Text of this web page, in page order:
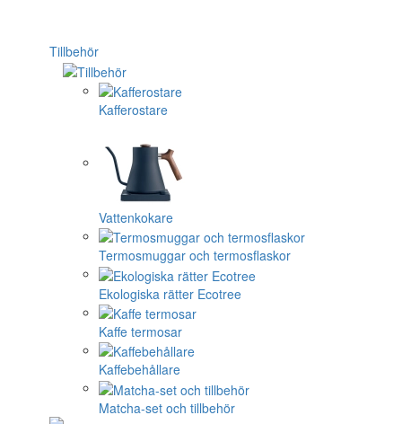
Tillbehör
Kafferostare
Vattenkokare
Termosmuggar och termosflaskor
Ekologiska rätter Ecotree
Kaffe termosar
Kaffebehållare
Matcha-set och tillbehör